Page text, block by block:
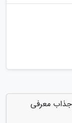
ویژگی های جذاب معرفی